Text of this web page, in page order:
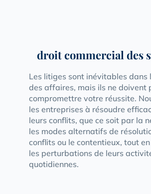
droit commercial des
Les litiges sont inévitables dans
des affaires, mais ils ne doivent
compromettre votre réussite.
les entreprises à résoudre
leurs conflits, que ce soit par la
les modes alternatifs de
conflits ou le contentieux, tout
les perturbations de leurs
quotidiennes.